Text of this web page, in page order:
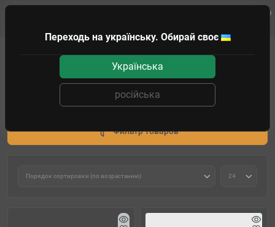
3D Пазлы
Фильтр товаров
Переходь на українську. Обирай своє
Українська
російська